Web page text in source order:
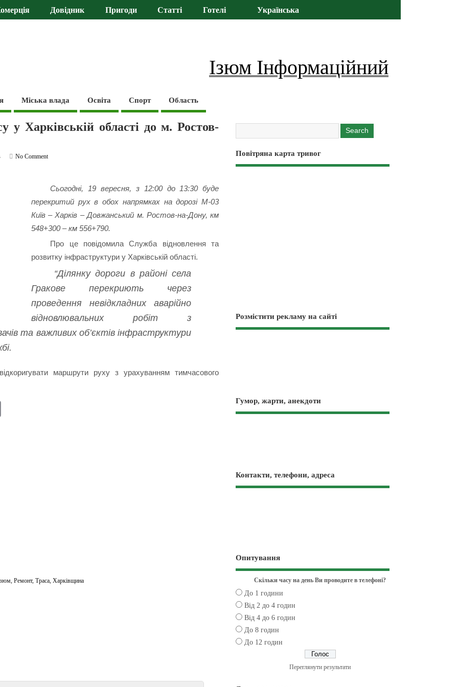
Довідник Пригоди Статті Готелі Українська
Ізюм Інформаційний
Міська влада Освіта Спорт Область
у Харківській області до м. Ростов-
No Comment
Сьогодні, 19 вересня, з 12:00 до 13:30 буде
перекритий рух в обох напрямках на дорозі М-03
Київ – Харків – Довжанський м. Ростов-на-Дону, км
548+300 – км 556+790.
Про це повідомила Служба відновлення та
розвитку інфраструктури у Харківській області.
“Ділянку дороги в районі села
Гракове перекриють через
проведення невідкладних аварійно
відновлювальних робіт з
та важливих об’єктів інфраструктури
маршрути руху з урахуванням тимчасового
,Ремонт,Траса,Харківщина
Повітряна карта тривог
Розмістити рекламу на сайті
Гумор, жарти, анекдоти
Контакти, телефони, адреса
Опитування
Скільки часу на день Ви проводите в телефоні?
До 1 години
Від 2 до 4 годин
Від 4 до 6 годин
До 8 годин
До 12 годин
Переглянути результати